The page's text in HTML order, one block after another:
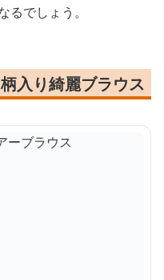
でしょう。
入り綺麗ブラウス